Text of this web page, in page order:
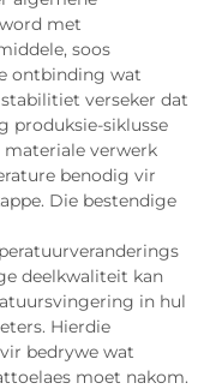
met
soos
ontbinding wat
verseker dat
produksie-siklusse
materiale verwerk
benodig vir
Die bestendige
deelkwaliteit kan
in hul
Hierdie
bedrywe wat
moet nakom.